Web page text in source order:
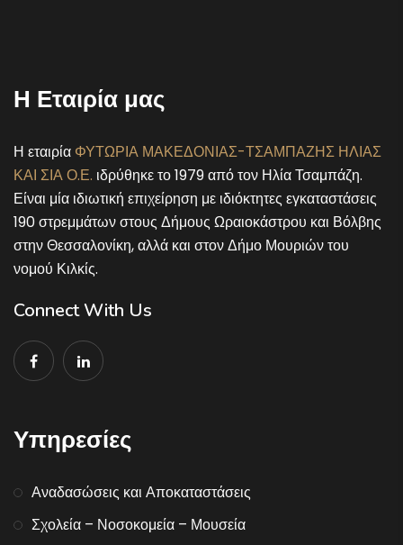
Η Εταιρία μας
Η εταιρία ΦΥΤΩΡΙΑ ΜΑΚΕΔΟΝΙΑΣ-ΤΣΑΜΠΑΖΗΣ ΗΛΙΑΣ
ΚΑΙ ΣΙΑ Ο.Ε. ιδρύθηκε το 1979 από τον Ηλία Τσαμπάζη.
Είναι μία ιδιωτική επιχείρηση με ιδιόκτητες εγκαταστάσεις
190 στρεμμάτων στους Δήμους Ωραιοκάστρου και Βόλβης
στην Θεσσαλονίκη, αλλά και στον Δήμο Μουριών του
νομού Κιλκίς.
Connect With Us
Υπηρεσίες
Αναδασώσεις και Αποκαταστάσεις
Σχολεία – Νοσοκομεία – Μουσεία